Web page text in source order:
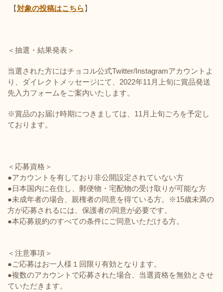
【対象の投稿はこちら】
＜抽選・結果発表＞
当選された方にはチョコル公式Twitter/Instagramアカウントよ
り、ダイレクトメッセージにて、2022年11月上旬に賞品発送
先入力フォームをご案内いたします。
※賞品のお届け時期につきましては、11月上旬ごろを予定し
ております。
＜応募資格＞
●アカウントを有しており非公開設定されていない方
●日本国内に在住し、郵便物・宅配物の受け取りが可能な方
●未成年者の場合、親権者の同意を得ている方。※15歳未満の
方が応募されるには、保護者の同意が必要です。
●本応募規約のすべての条件にご同意いただける方。
＜注意事項＞
●ご応募はお一人様１回限り有効となります。
●複数のアカウントで応募された場合、当選資格を無効とさせ
ていただきます。